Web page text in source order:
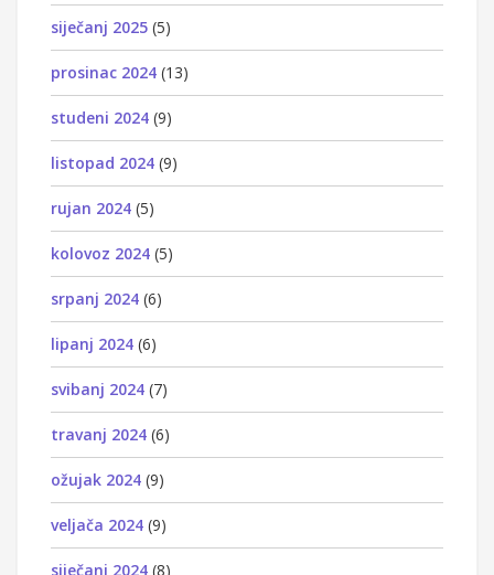
siječanj 2025 (5)
prosinac 2024 (13)
studeni 2024 (9)
listopad 2024 (9)
rujan 2024 (5)
kolovoz 2024 (5)
srpanj 2024 (6)
lipanj 2024 (6)
svibanj 2024 (7)
travanj 2024 (6)
ožujak 2024 (9)
veljača 2024 (9)
siječanj 2024 (8)